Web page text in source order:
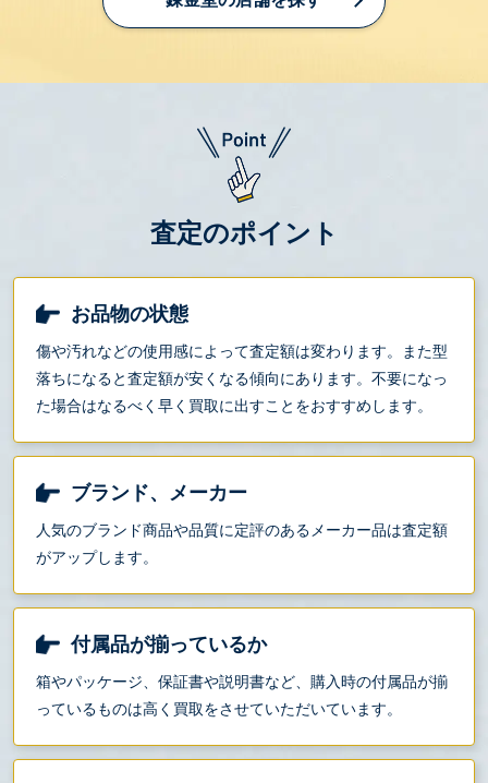
査定のポイント
お品物の状態
傷や汚れなどの使用感によって査定額は変わります。また型
落ちになると査定額が安くなる傾向にあります。不要になっ
た場合はなるべく早く買取に出すことをおすすめします。
ブランド、メーカー
人気のブランド商品や品質に定評のあるメーカー品は査定額
がアップします。
付属品が揃っているか
箱やパッケージ、保証書や説明書など、購入時の付属品が揃
っているものは高く買取をさせていただいています。